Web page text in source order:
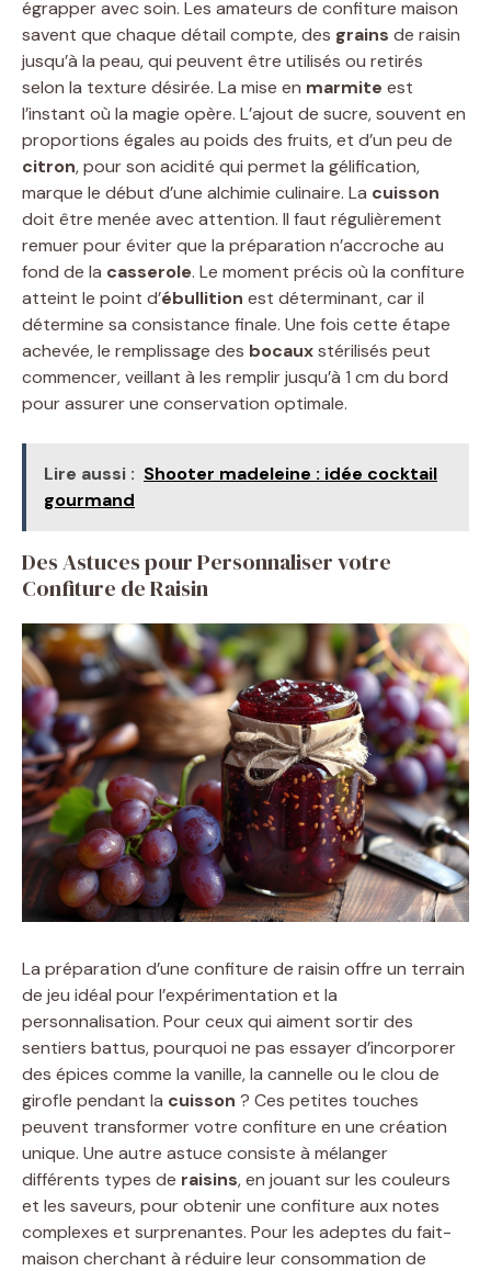
égrapper avec soin. Les amateurs de confiture maison
savent que chaque détail compte, des grains de raisin
jusqu’à la peau, qui peuvent être utilisés ou retirés
selon la texture désirée. La mise en marmite est
l’instant où la magie opère. L’ajout de sucre, souvent en
proportions égales au poids des fruits, et d’un peu de
citron, pour son acidité qui permet la gélification,
marque le début d’une alchimie culinaire. La cuisson
doit être menée avec attention. Il faut régulièrement
remuer pour éviter que la préparation n’accroche au
fond de la casserole. Le moment précis où la confiture
atteint le point d’ébullition est déterminant, car il
détermine sa consistance finale. Une fois cette étape
achevée, le remplissage des bocauxstérilisés peut
commencer, veillant à les remplir jusqu’à 1 cm du bord
pour assurer une conservation optimale.
Lire aussi : Shooter madeleine : idée cocktail
gourmand
Des Astuces pour Personnaliser votre
Confiture de Raisin
La préparation d’une confiture de raisin offre un terrain
de jeu idéal pour l’expérimentation et la
personnalisation. Pour ceux qui aiment sortir des
sentiers battus, pourquoi ne pas essayer d’incorporer
des épices comme la vanille, la cannelle ou le clou de
girofle pendant la cuisson ? Ces petites touches
peuvent transformer votre confiture en une création
unique. Une autre astuce consiste à mélanger
différents types de raisins, en jouant sur les couleurs
et les saveurs, pour obtenir une confiture aux notes
complexes et surprenantes. Pour les adeptes du fait-
maison cherchant à réduire leur consommation de